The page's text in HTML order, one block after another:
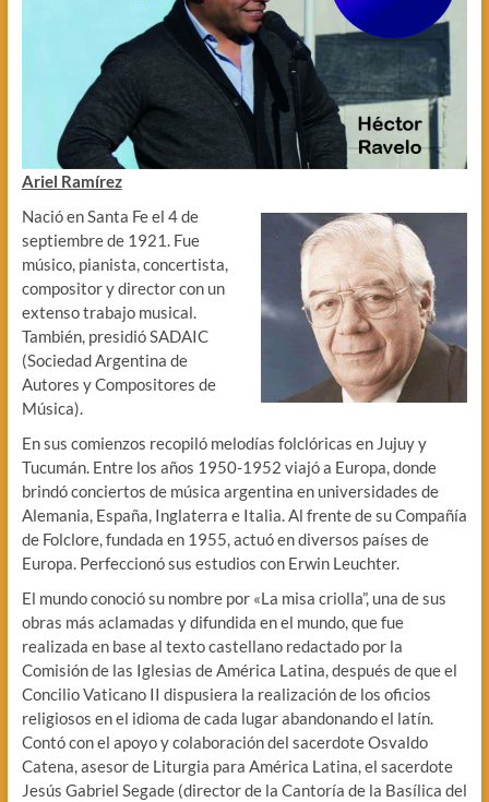
Ariel Ramírez
Nació en Santa Fe el 4 de
septiembre de 1921. Fue
músico, pianista, concertista,
compositor y director con un
extenso trabajo musical.
También, presidió SADAIC
(Sociedad Argentina de
Autores y Compositores de
Música).
En sus comienzos recopiló melodías folclóricas en Jujuy y
Tucumán. Entre los años 1950-1952 viajó a Europa, donde
brindó conciertos de música argentina en universidades de
Alemania, España, Inglaterra e Italia. Al frente de su Compañía
de Folclore, fundada en 1955, actuó en diversos países de
Europa. Perfeccionó sus estudios con Erwin Leuchter.
El mundo conoció su nombre por «La misa criolla”, una de sus
obras más aclamadas y difundida en el mundo, que fue
realizada en base al texto castellano redactado por la
Comisión de las Iglesias de América Latina, después de que el
Concilio Vaticano II dispusiera la realización de los oficios
religiosos en el idioma de cada lugar abandonando el latín.
Contó con el apoyo y colaboración del sacerdote Osvaldo
Catena, asesor de Liturgia para América Latina, el sacerdote
Jesús Gabriel Segade (director de la Cantoría de la Basílica del